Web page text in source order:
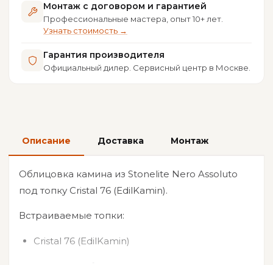
Монтаж с договором и гарантией
Профессиональные мастера, опыт 10+ лет.
Узнать стоимость →
Гарантия производителя
Официальный дилер. Сервисный центр в Москве.
Описание Доставка Монтаж
Облицовка камина из Stonelite Nero Assoluto
под топку Cristal 76 (EdilKamin).
Встраиваемые топки:
Cristal 76 (EdilKamin)